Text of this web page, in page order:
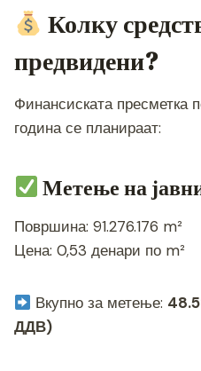
Колку
предвидени?
Финансиската пресметка
година се планираат:
Метење на
Површина: 91.276.176 m²
Цена: 0,53 денари по m²
Вкупно за метење:
ДДВ)